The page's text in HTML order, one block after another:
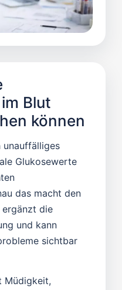
Blut
können
unauffälliges
Glukosewerte
das macht den
ergänzt die
und kann
sichtbar
Müdigkeit,